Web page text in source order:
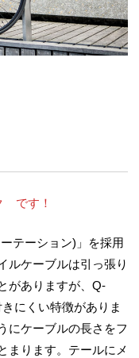
です！
テーション)」を採用
ルケーブルは引っ張り
がありますが、Q-
にくい特徴がありま
にケーブルの長さをフ
まります。テールにメ